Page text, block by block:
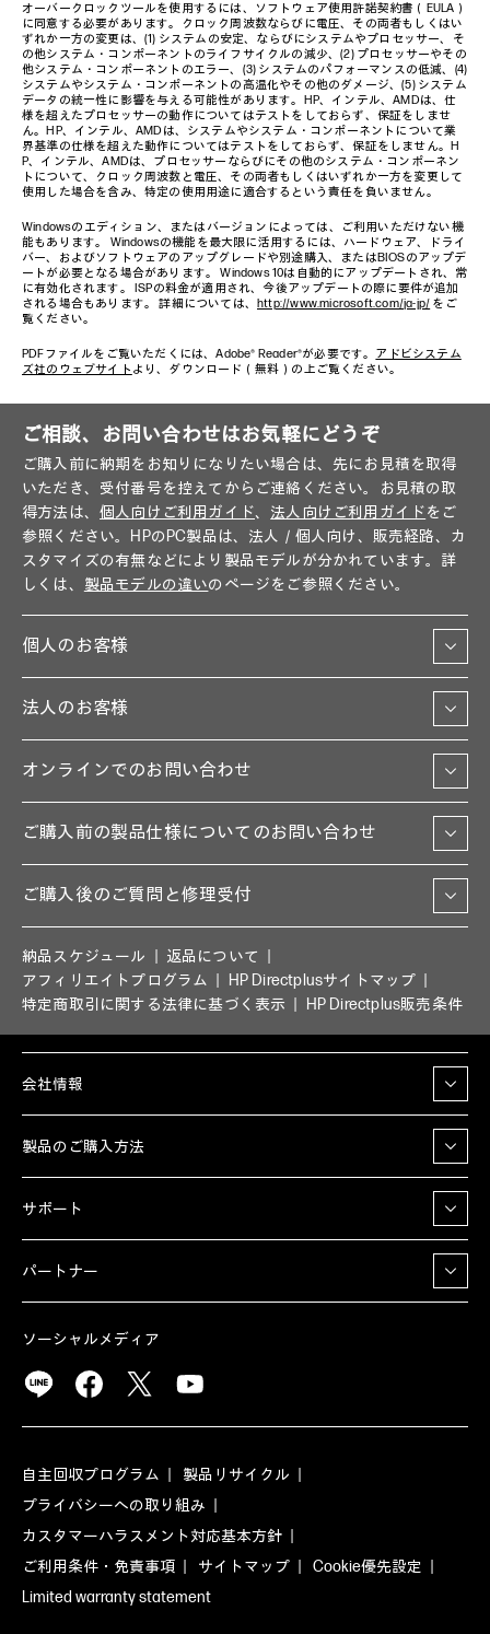
オーバークロックツールを使用するには、ソフトウェア使用許諾契約書（EULA）
に同意する必要があります。クロック周波数ならびに電圧、その両者もしくはい
ずれか一方の変更は、(1) システムの安定、ならびにシステムやプロセッサー、そ
の他システム・コンポーネントのライフサイクルの減少、(2) プロセッサーやその
他システム・コンポーネントのエラー、(3) システムのパフォーマンスの低減、(4)
システムやシステム・コンポーネントの高温化やその他のダメージ、(5) システム
データの統一性に影響を与える可能性があります。HP、インテル、AMDは、仕
様を超えたプロセッサーの動作についてはテストをしておらず、保証をしませ
ん。HP、インテル、AMDは、システムやシステム・コンポーネントについて業
界基準の仕様を超えた動作についてはテストをしておらず、保証をしません。H
P、インテル、AMDは、プロセッサーならびにその他のシステム・コンポーネン
トについて、クロック周波数と電圧、その両者もしくはいずれか一方を変更して
使用した場合を含み、特定の使用用途に適合するという責任を負いません。
Windowsのエディション、またはバージョンによっては、ご利用いただけない機
能もあります。 Windowsの機能を最大限に活用するには、ハードウェア、ドライ
バー、およびソフトウェアのアップグレードや別途購入、またはBIOSのアップデ
ートが必要となる場合があります。 Windows 10は自動的にアップデートされ、常
に有効化されます。 ISPの料金が適用され、今後アップデートの際に要件が追加
される場合もあります。 詳細については、 http://www.microsoft.com/ja-jp/ をご
覧ください。
PDFファイルをご覧いただくには、Adobe® Reader®が必要です。 アドビシステム
ズ社のウェブサイト より、ダウンロード（無料）の上ご覧ください。
ご相談、お問い合わせはお気軽にどうぞ
ご購入前に納期をお知りになりたい場合は、先にお見積を取得
いただき、受付番号を控えてからご連絡ください。お見積の取
得方法は、 個人向けご利用ガイド、 法人向けご利用ガイドをご
参照ください。HPのPC製品は、法人／個人向け、販売経路、カ
スタマイズの有無などにより製品モデルが分かれています。詳
しくは、 製品モデルの違いのページをご参照ください。
個人のお客様
法人のお客様
オンラインでのお問い合わせ
ご購入前の製品仕様についてのお問い合わせ
ご購入後のご質問と修理受付
納品スケジュール
返品について
アフィリエイトプログラム
HP Directplusサイトマップ
特定商取引に関する法律に基づく表示
HP Directplus販売条件
会社情報
製品のご購入方法
サポート
パートナー
ソーシャルメディア
自主回収プログラム
製品リサイクル
プライバシーへの取り組み
カスタマーハラスメント対応基本方針
ご利用条件・免責事項
サイトマップ
Cookie優先設定
Limited warranty statement